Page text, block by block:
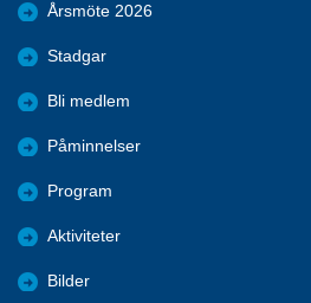
Årsmöte 2026
Stadgar
Bli medlem
Påminnelser
Program
Aktiviteter
Bilder